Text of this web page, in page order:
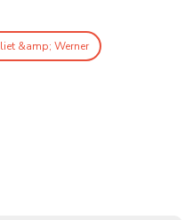
&amp; Werner